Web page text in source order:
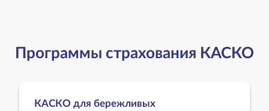
Программы страхования КАСКО
КАСКО для бережливых